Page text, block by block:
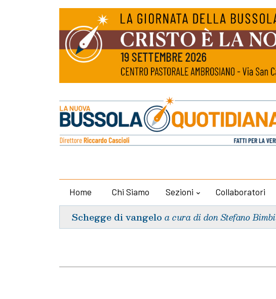
Home Chi Siamo Sezioni Collaboratori
Schegge di vangelo a cura di don Stefano Bimbi